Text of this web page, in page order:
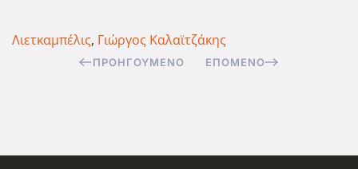
Λιετκαμπέλις, Γιώργος Καλαϊτζάκης
ΠΡΟΗΓΟΎΜΕΝΟ ΕΠΌΜΕΝΟ